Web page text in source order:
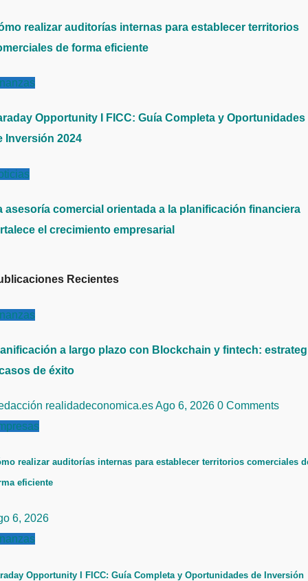
realizar auditorías internas para establecer territorios
de forma eficiente
Opportunity I FICC: Guía Completa y Oportunidades
Inversión 2024
asesoría comercial orientada a la planificación financiera
el crecimiento empresarial
Recientes
a largo plazo con Blockchain y fintech:
de éxito
realidadeconomica.esAgo 6, 2026 0 Comments
realizar auditorías internas para establecer territorios comerciales
eficiente
6, 2026
Opportunity I FICC: Guía Completa y Oportunidades de Inversión